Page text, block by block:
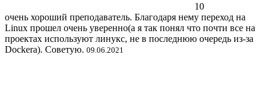
10
очень хороший преподаватель. Благодаря нему переход на
Linux прошел очень уверенно(а я так понял что почти все на
проектах используют линукс, не в последнюю очередь из-за
Dockera). Советую. 09.06.2021